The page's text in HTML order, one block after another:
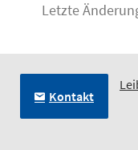
Letzte
Kontakt